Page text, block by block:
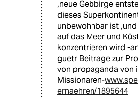
,neue Gebbirge
dieses
unbewohnbar ist
auf das Meer und
konzentrieren wird -
guetr Beitrage zur
von propaganda von
Missionaren-
ernaehren/1895644